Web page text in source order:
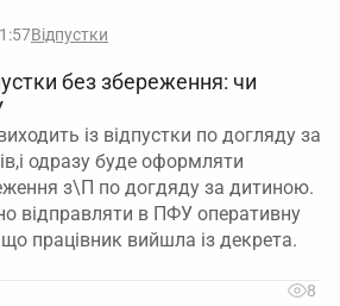
Відпустки
без збереження: чи
із відпустки по догляду за
одразу буде оформляти
з\П по догдяду за дитиною.
відправляти в ПФУ оперативну
працівник вийшла із декрета.
8